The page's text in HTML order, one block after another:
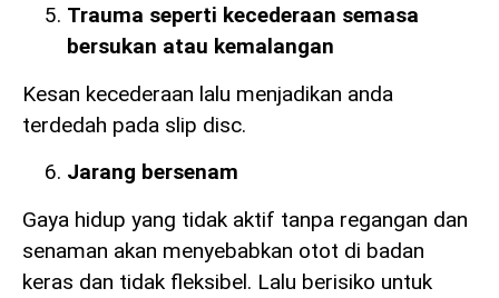
Trauma seperti kecederaan semasa
bersukan atau kemalangan
Kesan kecederaan lalu menjadikan anda
terdedah pada slip disc.
Jarang bersenam
Gaya hidup yang tidak aktif tanpa regangan dan
senaman akan menyebabkan otot di badan
keras dan tidak fleksibel. Lalu berisiko untuk